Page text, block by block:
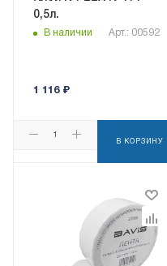
0,5л.
В наличии Арт.: 00592
1 116₽
В КОРЗИНУ